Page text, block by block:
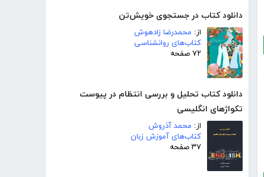
دانلود کتاب در جستجوی خویش‌تن
از: محمدرضا زادهوش
کتاب‌های روانشناسی
۷۲ صفحه
دانلود کتاب تحلیل و بررسی انتظام در پیوست
تکواژهای انگلیسی
از: محمد آذروش
کتاب‌های آموزش زبان
۳۷ صفحه